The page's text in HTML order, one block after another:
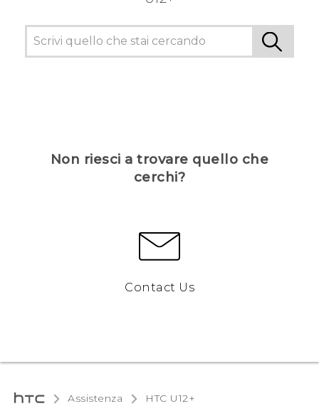
Non riesci a trovare quello che
cerchi?
Contact Us
Assistenza HTC U12+‎